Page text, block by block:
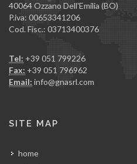
40064 Ozzano Dell'Emilia (BO)
P.iva: 00653341206
Cod. Fisc.: 03713400376
Tel: +39 051 799226
Fax: +39 051 796962
Email: info@gnasrl.com
SITE MAP
home